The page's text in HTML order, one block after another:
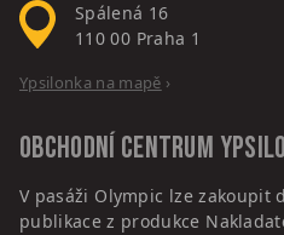
Spálená 16
110 00 Praha 1
Ypsilonka na mapě ›
Obchodní centrum
V pasáži Olympic lze zakoupit
publikace z produkce